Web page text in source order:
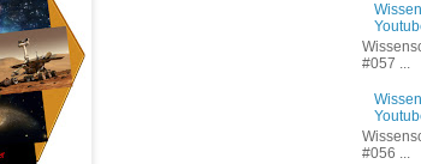
#057 ...
#056 ...